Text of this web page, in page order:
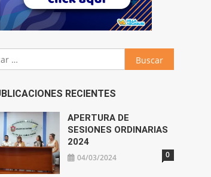
Buscar:
RECIENTES
APERTURA DE
SESIONES ORDINARIAS
2024
04/03/2024 0